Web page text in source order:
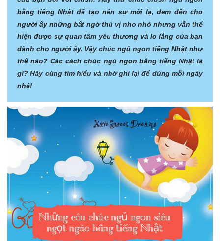
bằng tiếng Nhật để tạo nên sự mới lạ, đem đến cho
người ấy những bất ngờ thú vị nho nhỏ nhưng vẫn thể
hiện được sự quan tâm yêu thương và lo lắng của bạn
dành cho người ấy. Vậy chúc ngủ ngon tiếng Nhật như
thế nào? Các cách chúc ngủ ngon bằng tiếng Nhật là
gì? Hãy cùng tìm hiểu và nhớ ghi lại để dùng mỗi ngày
nhé!